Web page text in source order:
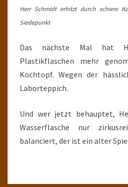
Herr Schmidt erhitzt durch schiere
Siedepunkt
Das nächste Mal hat
Plastikflaschen mehr
Kochtopf. Wegen der
Laborteppich.
Und wer jetzt behauptet,
Wasserflasche nur
balanciert, der ist ein alter